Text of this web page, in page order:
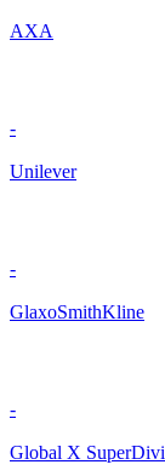
AXA
-
Unilever
-
GlaxoSmithKline
-
Global X